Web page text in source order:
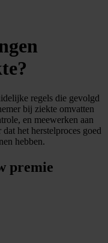
regels die gevolgd
bij ziekte omvatten
en meewerken aan
het herstelproces goed
hebben.
premie